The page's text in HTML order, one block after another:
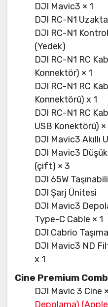
DJI Mavic3 × 1
DJI RC-N1
DJI RC-N1
(Yedek)
DJI RC-N1 RC
Konnektör) × 1
DJI RC-N1 RC
Konnektörü) x 1
DJI RC-N1 RC
USB Konektörü) ×
DJI Mavic3 Akıllı
DJI Mavic3
(çift) × 3
DJI 65W
DJI Şarj Ünitesi
DJI Mavic3
Type-C Cable × 1
DJI Cabrio
DJI Mavic3 ND
x 1
Cine Premium
DJI Mavic 3 Cine ×
Depolama)